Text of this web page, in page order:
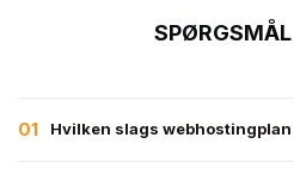
01 Hvilken slags